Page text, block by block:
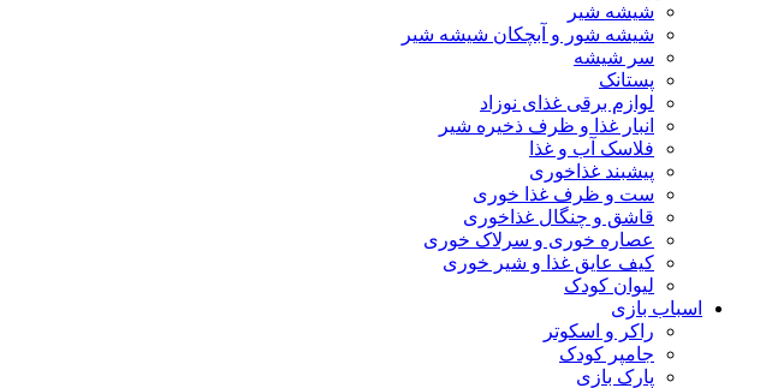
شیشه شیر
شیشه ‌شور و آبچکان شیشه‌ شیر
سر شیشه
پستانک
لوازم برقی غذای نوزاد
انبار غذا و ظرف ذخیره شیر
فلاسک آب و غذا
پیشبند غذاخوری
ست و ظرف غذا خوری
قاشق و چنگال غذاخوری
عصاره خوری و سرلاک خوری
کیف عایق غذا و شیر خوری
لیوان کودک
اسباب بازی
راکر و اسکوتر
جامپر کودک
پارک بازی